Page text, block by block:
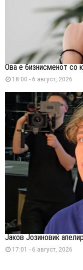
Ова е бизнисменот со
18:00 - 6 август, 2026
Јаков Јозиновиќ
17:01 - 6 август, 2026